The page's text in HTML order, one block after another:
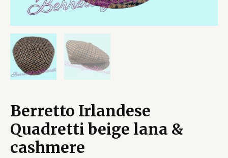
Berretto Irlandese
Quadretti beige lana &
cashmere